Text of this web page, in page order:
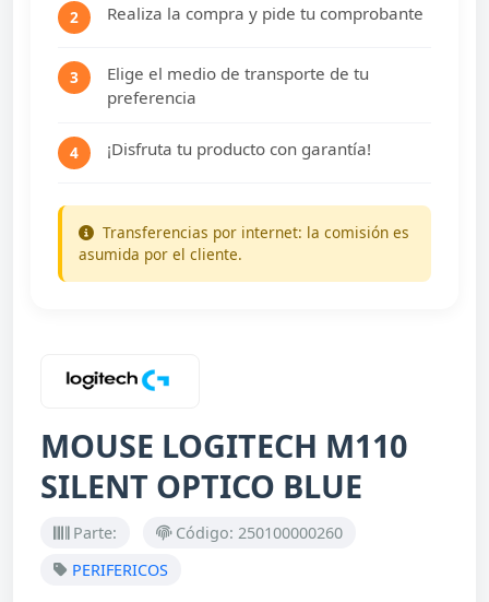
2 Realiza la compra y pide tu comprobante
3
Elige el medio de transporte de tu
preferencia
4 ¡Disfruta tu producto con garantía!
Transferencias por internet: la comisión es
asumida por el cliente.
MOUSE LOGITECH M110
SILENT OPTICO BLUE
Parte:
Código: 250100000260
PERIFERICOS